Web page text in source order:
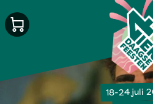
18-24 juli